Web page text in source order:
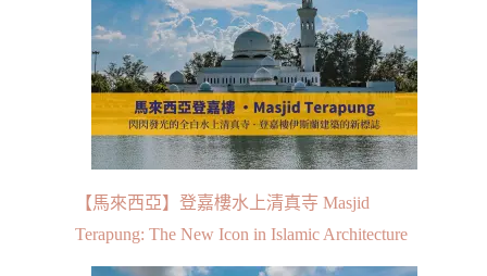
【馬來西亞】登嘉樓水上清真寺 Masjid
Terapung: The New Icon in Islamic Architecture